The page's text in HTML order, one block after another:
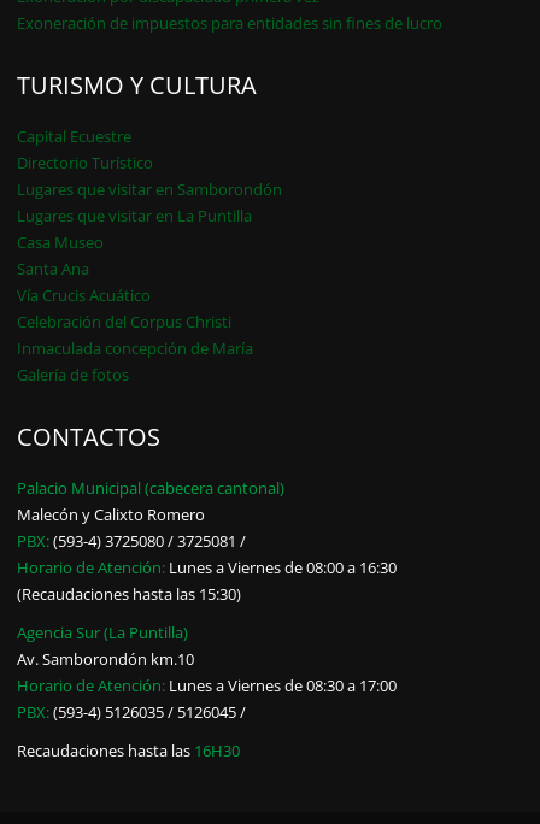
Exoneración de impuestos para entidades sin fines de lucro
TURISMO Y CULTURA
Capital Ecuestre
Directorio Turístico
Lugares que visitar en Samborondón
Lugares que visitar en La Puntilla
Casa Museo
Santa Ana
Vía Crucis Acuático
Celebración del Corpus Christi
Inmaculada concepción de María
Galería de fotos
CONTACTOS
Palacio Municipal (cabecera cantonal)
Malecón y Calixto Romero
PBX:(593-4) 3725080 / 3725081 /
Horario de Atención: Lunes a Viernes de 08:00 a 16:30
(Recaudaciones hasta las 15:30)
Agencia Sur (La Puntilla)
Av. Samborondón km.10
Horario de Atención: Lunes a Viernes de 08:30 a 17:00
PBX:(593-4) 5126035 / 5126045 /
Recaudaciones hasta las 16H30